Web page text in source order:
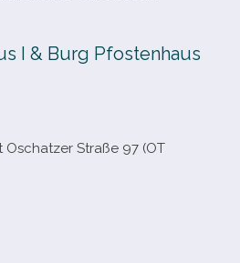
I & Burg Pfostenhaus
Straße 97 (OT